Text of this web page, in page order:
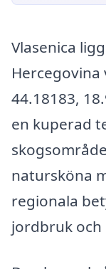
Vlasenica
Hercegovina
44.18183,
en kuperad
natursköna
regionala
jordbruk och